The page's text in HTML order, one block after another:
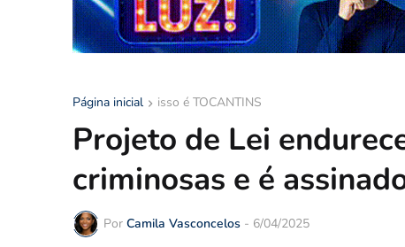
Página inicial isso é TOCANTINS
Projeto de Lei
criminosas e é
Por Camila Vasconcelos - 6/04/2025